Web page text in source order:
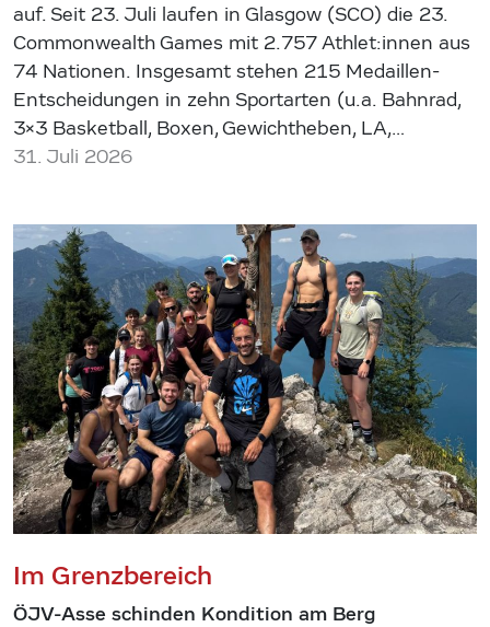
auf. Seit 23. Juli laufen in Glasgow (SCO) die 23.
Commonwealth Games mit 2.757 Athlet:innen aus
74 Nationen. Insgesamt stehen 215 Medaillen-
Entscheidungen in zehn Sportarten (u.a. Bahnrad,
3×3 Basketball, Boxen, Gewichtheben, LA,…
31. Juli 2026
Im Grenzbereich
ÖJV-Asse schinden Kondition am Berg